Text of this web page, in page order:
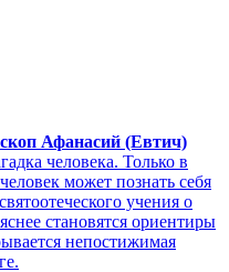
Афанасий (Евтич)
человека. Только в
может познать себя
учения о
становятся ориентиры
непостижимая